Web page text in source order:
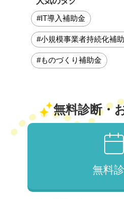
#IT導入補助金
#小規模事業者持続化補
#ものづくり補助金
無料診断・
無料